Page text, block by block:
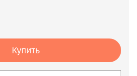
Купить